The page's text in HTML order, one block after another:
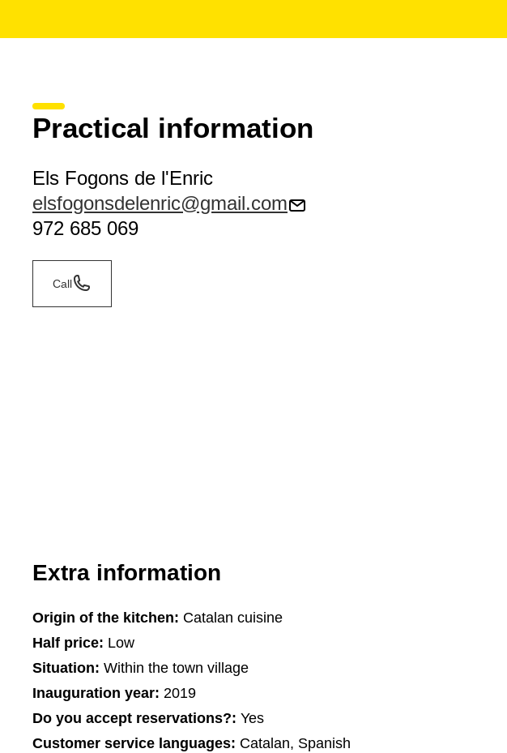
Practical information
Els Fogons de l'Enric
elsfogonsdelenric@gmail.com
972 685 069
Call
Extra information
Origin of the kitchen: Catalan cuisine
Half price: Low
Situation: Within the town village
Inauguration year: 2019
Do you accept reservations?: Yes
Customer service languages: Catalan, Spanish